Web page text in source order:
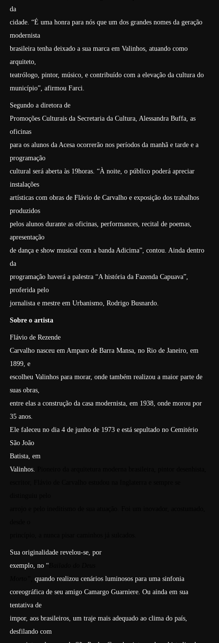
da
cidade. “É uma honra para nós que um dos grandes nomes da geração
modernista
brasileira tenha deixado a sua marca em Valinhos, atuando como
arquiteto,
teatrólogo, pintor, músico, e contribuído com a elevação da cultura do
município”, afirmou Farci.
Segundo a diretora de
Promoções Culturais da Secretaria da Cultura, Alessandra Buffa, as
oficinas
para os alunos da Acesa ocorrerão nos períodos da manhã e tarde e a
programação
cultural será aberta às 19horas. “À noite, o público poderá apreciar
instalações
artísticas com obras de Flávio de Carvalho e exposição dos trabalhos
produzidos
pelos alunos durante as oficinas, performances, recital de poemas,
apresentação
de dança e show musical com a banda Adicima”, contou. Ainda dentro
da
programação haverá a palestra “A história da Fazenda Capuava”,
proferida pelo
jornalista e mestre em Urbanismo, Rodrigo Busnardo.
Sobre o artista
Flávio de Rezende
Carvalho nasceu em Amparo de Barra Mansa, no Rio de Janeiro, em
1899, e
escolheu Valinhos para morar, onde também realizou a maior parte de
suas obras,
entre elas a construção da casa modernista, em 1938, onde morou por
35 anos.
Ele faleceu no dia 4 de junho de 1973 e está sepultado no Cemitério
São João
Batista, em
Valinhos.
Sua originalidade revelou-se, por
exemplo, no “
quando realizou cenários luminosos para uma sinfonia
coreográfica de seu amigo Camargo Guarniere. Ou ainda em sua
tentativa de
impor, aos brasileiros, um traje mais adequado ao clima do país,
desfilando com